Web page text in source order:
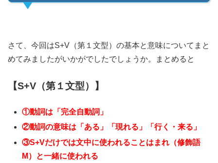
さて、今回はS+V（第１文型）の基本と意味についてまと
めてみましたがいかがでしたでしょうか。まとめると
【S+V（第１文型）】
①動詞は「完全自動詞」
②動詞の意味は「ある」「現れる」「行く・来る」
③S+Vだけでは文中に使われることはまれ（修飾語
M）と一緒に使われる